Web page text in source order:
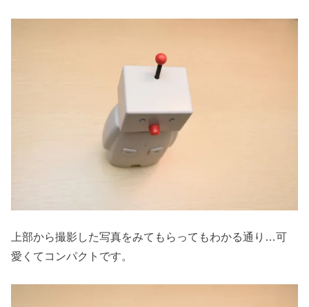
上部から撮影した写真をみてもらってもわかる通り…可
愛くてコンパクトです。